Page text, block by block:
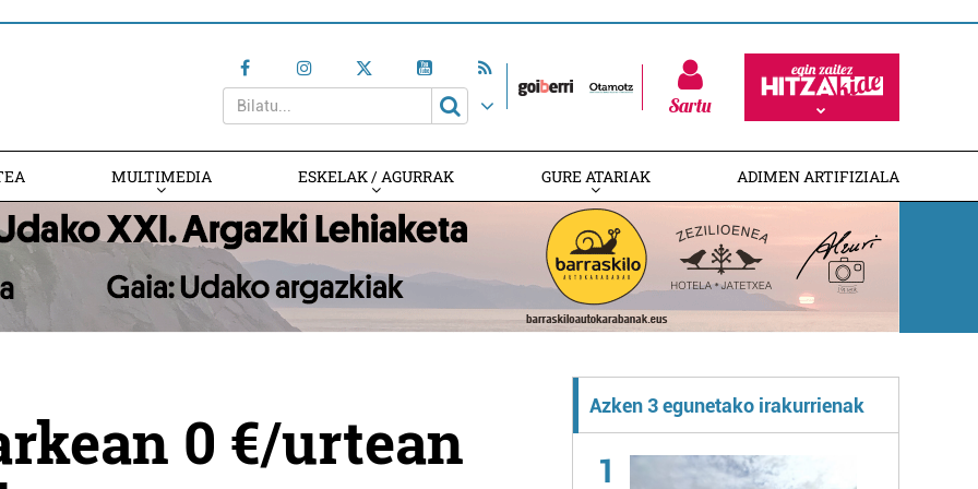
Sartu
MULTIMEDIA ESKELAK / AGURRAK GURE ATARIAK ADIMEN ARTIFIZIALA
0 €/urtean
Azken 3 egunetako irakurrienak
1